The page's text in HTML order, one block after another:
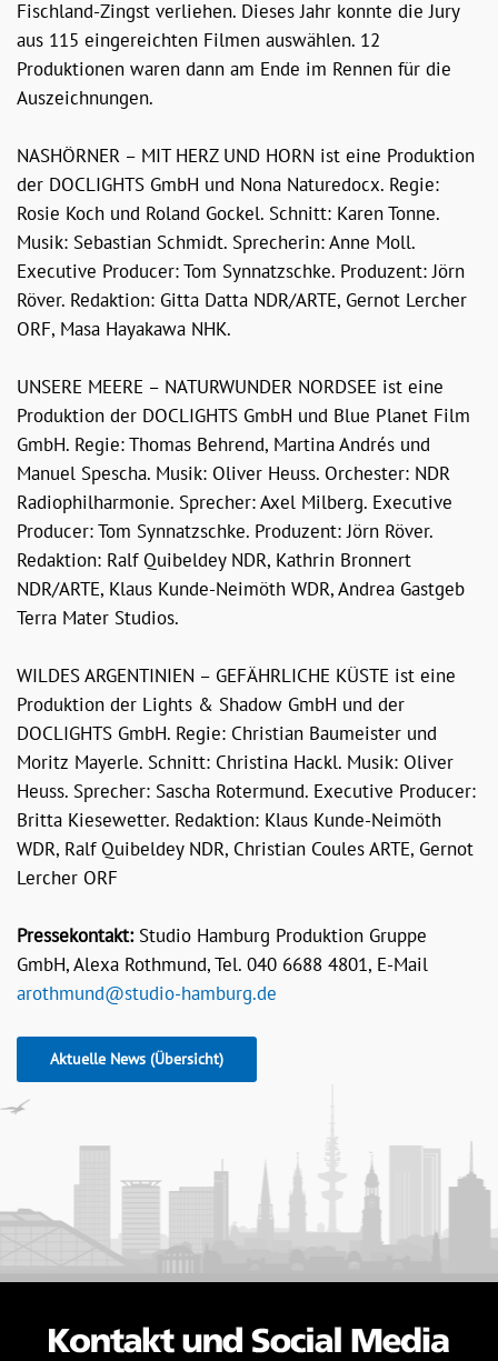
Fischland-Zingst verliehen. Dieses Jahr konnte die Jury
aus 115 eingereichten Filmen auswählen. 12
Produktionen waren dann am Ende im Rennen für die
Auszeichnungen.
NASHÖRNER – MIT HERZ UND HORN ist eine Produktion
der DOCLIGHTS GmbH und Nona Naturedocx. Regie:
Rosie Koch und Roland Gockel. Schnitt: Karen Tonne.
Musik: Sebastian Schmidt. Sprecherin: Anne Moll.
Executive Producer: Tom Synnatzschke. Produzent: Jörn
Röver. Redaktion: Gitta Datta NDR/ARTE, Gernot Lercher
ORF, Masa Hayakawa NHK.
UNSERE MEERE – NATURWUNDER NORDSEE ist eine
Produktion der DOCLIGHTS GmbH und Blue Planet Film
GmbH. Regie: Thomas Behrend, Martina Andrés und
Manuel Spescha. Musik: Oliver Heuss. Orchester: NDR
Radiophilharmonie. Sprecher: Axel Milberg. Executive
Producer: Tom Synnatzschke. Produzent: Jörn Röver.
Redaktion: Ralf Quibeldey NDR, Kathrin Bronnert
NDR/ARTE, Klaus Kunde-Neimöth WDR, Andrea Gastgeb
Terra Mater Studios.
WILDES ARGENTINIEN – GEFÄHRLICHE KÜSTE ist eine
Produktion der Lights & Shadow GmbH und der
DOCLIGHTS GmbH. Regie: Christian Baumeister und
Moritz Mayerle. Schnitt: Christina Hackl. Musik: Oliver
Heuss. Sprecher: Sascha Rotermund. Executive Producer:
Britta Kiesewetter. Redaktion: Klaus Kunde-Neimöth
WDR, Ralf Quibeldey NDR, Christian Coules ARTE, Gernot
Lercher ORF
Pressekontakt:Studio Hamburg Produktion Gruppe
GmbH, Alexa Rothmund, Tel. 040 6688 4801, E-Mail
arothmund@studio-hamburg.de
Aktuelle News (Übersicht)